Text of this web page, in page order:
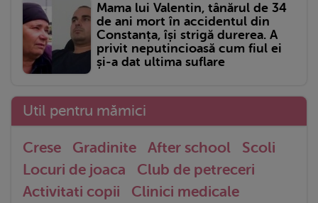
Mama lui Valentin, tânărul de 34
de ani mort în accidentul din
Constanța, își strigă durerea. A
privit neputincioasă cum fiul ei
și-a dat ultima suflare
Util pentru mămici
Crese Gradinite After school
Scoli
Locuri de joaca
Club de petreceri
Activitati copii
Clinici medicale